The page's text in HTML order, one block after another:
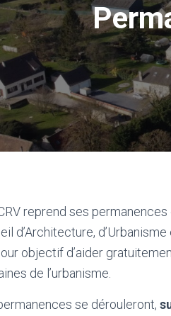
reprend ses
d’Architecture,
objectif d’aider
de l’urbanisme.
se dérouleront,